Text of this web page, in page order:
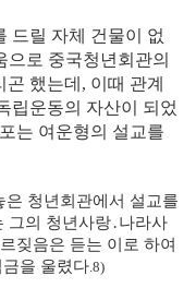
드릴 자체 건물이 없
로 중국청년회관의
했는데, 이때 관계
립운동의 자산이 되었
는 여운형의 설교를
청년회관에서 설교를
그의 청년사랑․나라사
짖음은 듣는 이로 하여
을 울렸다.8)